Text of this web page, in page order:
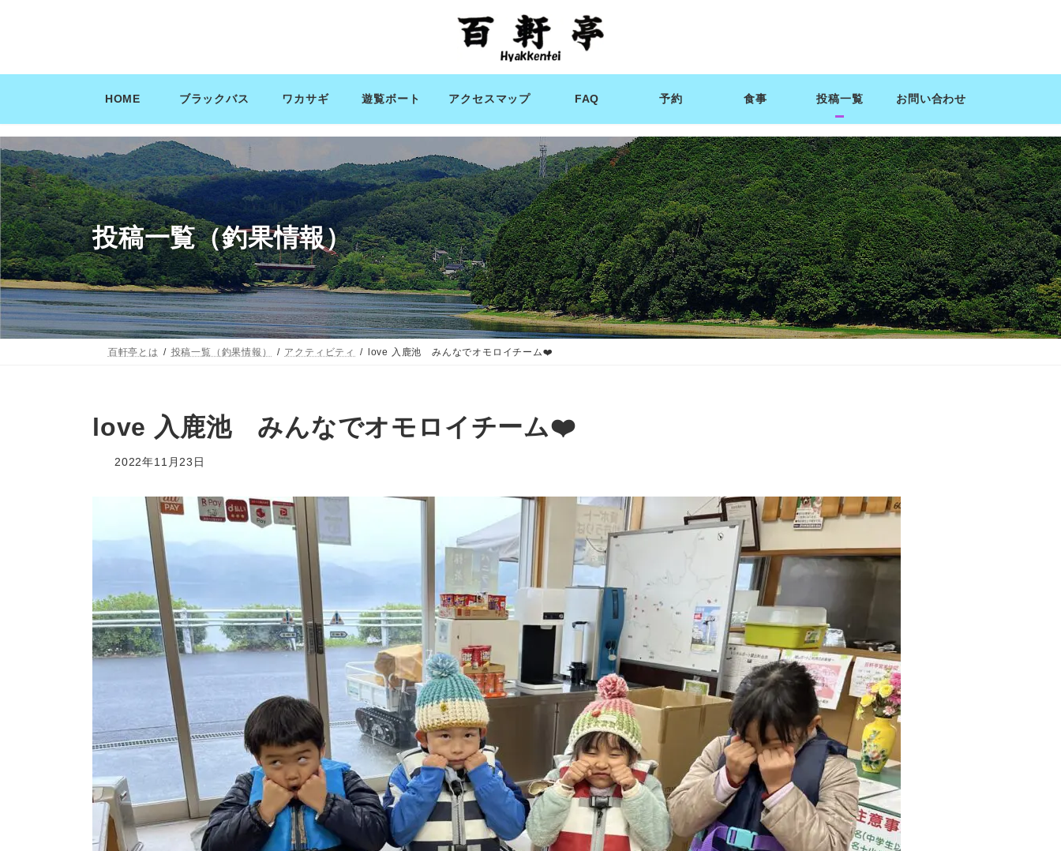
ン
ス
キ
ッ
プ
ー
ン
に
移
動
HOME ブラックバス ワカサギ 遊覧ボート アクセスマップ FAQ 予約 食事 投稿一覧 お問い合わせ
投稿一覧（釣果情報）
百軒亭とは 投稿一覧（釣果情報） アクティビティ love 入鹿池 みんなでオモロイチーム❤️
love 入鹿池 みんなでオモロイチーム❤️
2022年11月23日